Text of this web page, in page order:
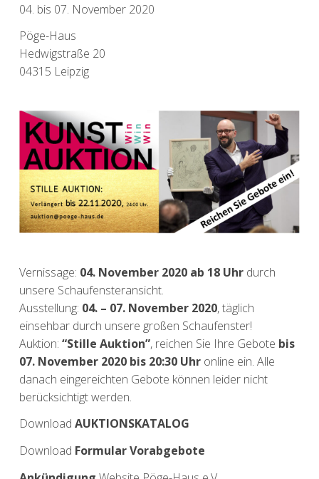
04. bis 07. November 2020
Pöge-Haus
Hedwigstraße 20
04315 Leipzig
Vernissage: 04. November 2020 ab 18 Uhrdurch
unsere Schaufensteransicht.
Ausstellung: 04. – 07. November 2020, täglich
einsehbar durch unsere großen Schaufenster!
Auktion: “Stille Auktion”, reichen Sie Ihre Gebote bis
07. November 2020 bis 20:30 Uhronline ein. Alle
danach eingereichten Gebote können leider nicht
berücksichtigt werden.
Download AUKTIONSKATALOG
Download Formular Vorabgebote